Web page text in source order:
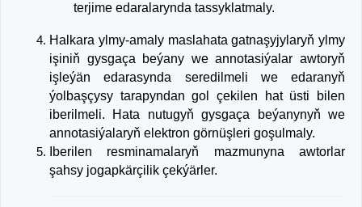
terjime edaralarynda tassyklatmaly.
Halkara ylmy-amaly maslahata gatnaşyjylaryň ylmy
işiniň gysgaça beýany we annotasiýalar awtoryň
işleýän edarasynda seredilmeli we edaranyň
ýolbaşçysy tarapyndan gol çekilen hat üsti bilen
iberilmeli. Hata nutugyň gysgaça beýanynyň we
annotasiýalaryň elektron görnüşleri goşulmaly.
Iberilen resminamalaryň mazmunyna awtorlar
şahsy jogapkärçilik çekýärler.